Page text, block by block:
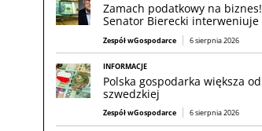
Zamach podatkowy na biznes!
Senator Bierecki interweniuje
Zespół wGospodarce 6 sierpnia 2026
INFORMACJE
Polska gospodarka większa od
szwedzkiej
Zespół wGospodarce 6 sierpnia 2026